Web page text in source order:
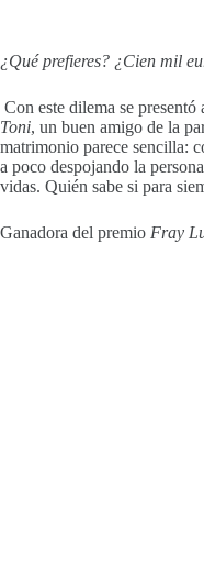
¿Qué prefieres? ¿Cien mil
Con este dilema se
Toni, un buen amigo de la
matrimonio parece sencilla:
a poco despojando la
vidas. Quién sabe si para
Ganadora del premio Fray